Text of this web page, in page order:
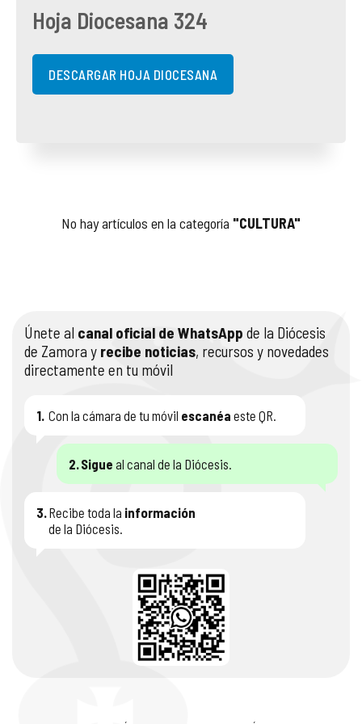
Hoja Diocesana 324
DESCARGAR HOJA DIOCESANA
No hay artículos en la categoría "CULTURA"
Únete al canal oficial de WhatsApp de la Diócesis
de Zamora y recibe noticias, recursos y novedades
directamente en tu móvil
1. Con la cámara de tu móvil escanéa este QR.
2.Sigue al canal de la Diócesis.
3.Recibe toda la información
de la Diócesis.
COMPLIANCE
DOCTRINA DE LA IGLESIA
PASTORAL SAMARITANA
CENTROS SOCIALES
IMÁGENES
VÍDEOS